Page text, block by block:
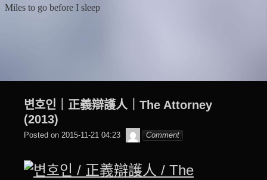
Miles to go before I sleep
변호인｜正義辯護人｜The Attorney
(2013)
Posted on 2015-11-21 04:23 beagle2001_tw
Comment